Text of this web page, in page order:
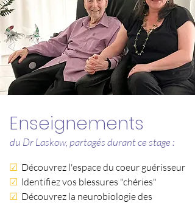
Enseignements
du Dr Laskow, partagés durant ce stage :
☑ Découvrez l'espace du coeur guérisseur
☑ ldentifiez vos blessures "chéries"
☑ Découvrez la neurobiologie des